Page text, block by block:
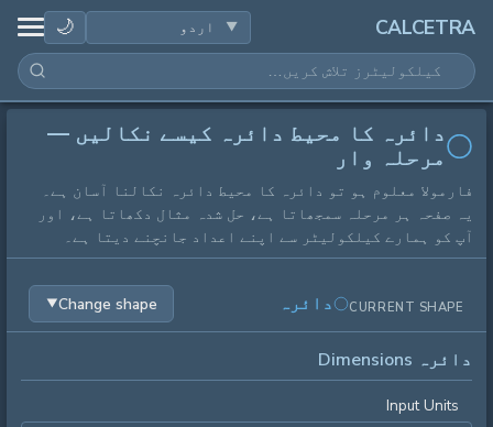
CALCETRA
🌙
ریاضی
تبدیلیاں
سائنس
روزمرہ
دائرہ کا محیط دائرہ کیسے نکالیں —
مرحلہ وار
فارمولا معلوم ہو تو دائرہ کا محیط دائرہ نکالنا آسان ہے۔
یہ صفحہ ہر مرحلہ سمجھاتا ہے، حل شدہ مثال دکھاتا ہے، اور
آپ کو ہمارے کیلکولیٹر سے اپنے اعداد جانچنے دیتا ہے۔
CURRENT SHAPE دائرہ Change shape
▼
دائرہ Dimensions
Input Units